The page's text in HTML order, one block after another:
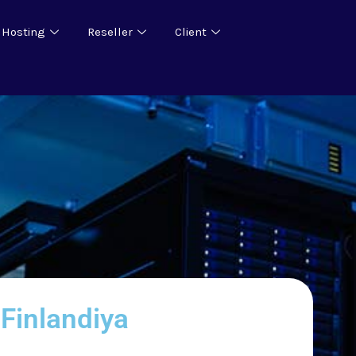
Reseller Client